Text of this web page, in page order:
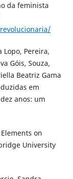
da feminista
Pereira,
Góis, Souza,
Beatriz Gama
em
anos: um
on
University